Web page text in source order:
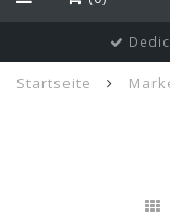
Startseite